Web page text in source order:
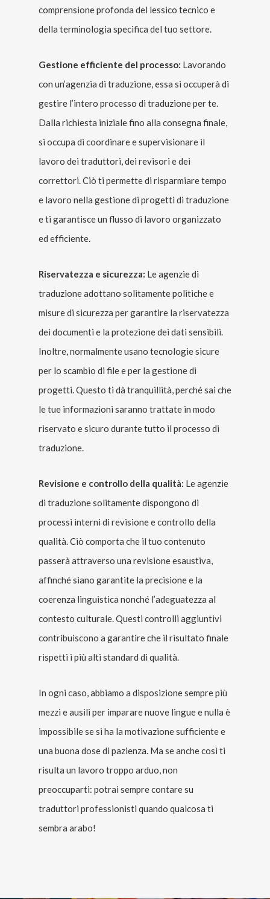
comprensione profonda del lessico tecnico e
della terminologia specifica del tuo settore.
Gestione efficiente del processo: Lavorando
con un’agenzia di traduzione, essa si occuperà di
gestire l’intero processo di traduzione per te.
Dalla richiesta iniziale fino alla consegna finale,
si occupa di coordinare e supervisionare il
lavoro dei traduttori, dei revisori e dei
correttori. Ciò ti permette di risparmiare tempo
e lavoro nella gestione di progetti di traduzione
e ti garantisce un flusso di lavoro organizzato
ed efficiente.
Riservatezza e sicurezza: Le agenzie di
traduzione adottano solitamente politiche e
misure di sicurezza per garantire la riservatezza
dei documenti e la protezione dei dati sensibili.
Inoltre, normalmente usano tecnologie sicure
per lo scambio di file e per la gestione di
progetti. Questo ti dà tranquillità, perché sai che
le tue informazioni saranno trattate in modo
riservato e sicuro durante tutto il processo di
traduzione.
Revisione e controllo della qualità: Le agenzie
di traduzione solitamente dispongono di
processi interni di revisione e controllo della
qualità. Ciò comporta che il tuo contenuto
passerà attraverso una revisione esaustiva,
affinché siano garantite la precisione e la
coerenza linguistica nonché l’adeguatezza al
contesto culturale. Questi controlli aggiuntivi
contribuiscono a garantire che il risultato finale
rispetti i più alti standard di qualità.
In ogni caso, abbiamo a disposizione sempre più
mezzi e ausili per imparare nuove lingue e nulla è
impossibile se si ha la motivazione sufficiente e
una buona dose di pazienza. Ma se anche così ti
risulta un lavoro troppo arduo, non
preoccuparti: potrai sempre contare su
traduttori professionisti quando qualcosa ti
sembra arabo!